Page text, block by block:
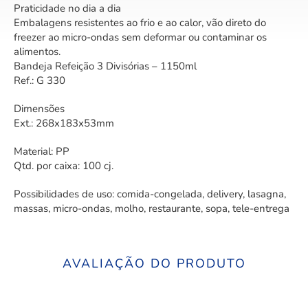
Praticidade no dia a dia
Embalagens resistentes ao frio e ao calor, vão direto do
freezer ao micro-ondas sem deformar ou contaminar os
alimentos.
Bandeja Refeição 3 Divisórias – 1150ml
Ref.: G 330
Dimensões
Ext.: 268x183x53mm
Material: PP
Qtd. por caixa: 100 cj.
Possibilidades de uso: comida-congelada, delivery, lasagna,
massas, micro-ondas, molho, restaurante, sopa, tele-entrega
AVALIAÇÃO DO PRODUTO